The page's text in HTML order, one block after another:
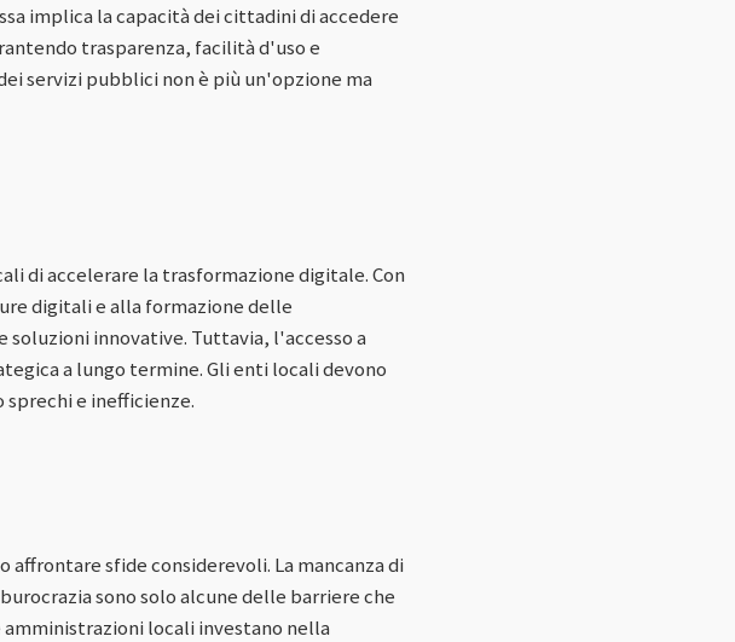
implica la capacità dei cittadini di accedere
trasparenza, facilità d'uso e
servizi pubblici non è più un'opzione ma
di accelerare la trasformazione digitale. Con
digitali e alla formazione delle
innovative. Tuttavia, l'accesso a
a lungo termine. Gli enti locali devono
e inefficienze.
sfide considerevoli. La mancanza di
sono solo alcune delle barriere che
locali investano nella